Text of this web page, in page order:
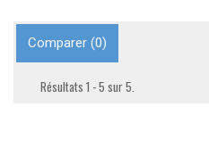
Comparer (0)
Résultats 1 - 5 sur 5.